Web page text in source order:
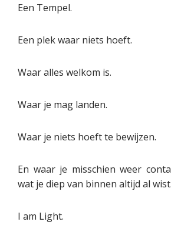
Een Tempel.
Een plek waar niets hoeft.
Waar alles welkom is.
Waar je mag landen.
Waar je niets hoeft te bewijzen.
En waar je misschien weer
wat je diep van binnen altijd al wist.
I am Light.